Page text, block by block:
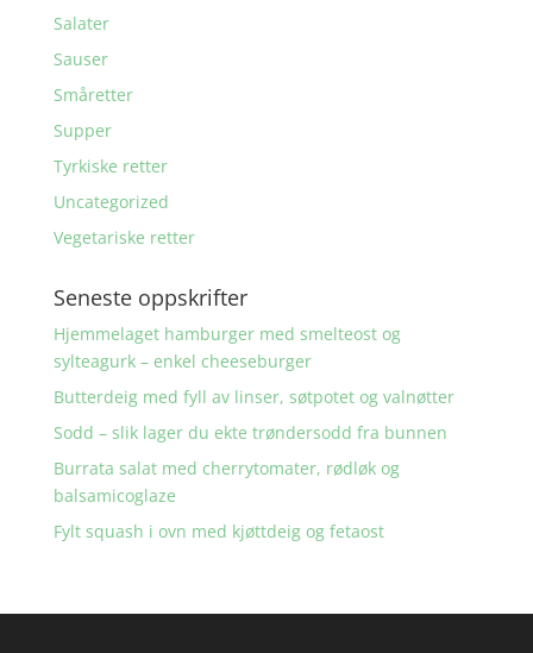
Salater
Sauser
Småretter
Supper
Tyrkiske retter
Uncategorized
Vegetariske retter
Seneste oppskrifter
Hjemmelaget hamburger med smelteost og
sylteagurk – enkel cheeseburger
Butterdeig med fyll av linser, søtpotet og valnøtter
Sodd – slik lager du ekte trøndersodd fra bunnen
Burrata salat med cherrytomater, rødløk og
balsamicoglaze
Fylt squash i ovn med kjøttdeig og fetaost